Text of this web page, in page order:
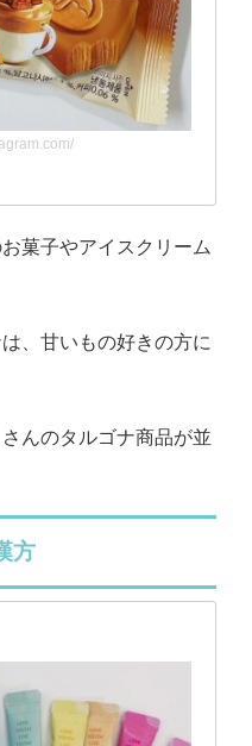
菓子やアイスクリーム
、甘いもの好きの方に
んのタルゴナ商品が並
方